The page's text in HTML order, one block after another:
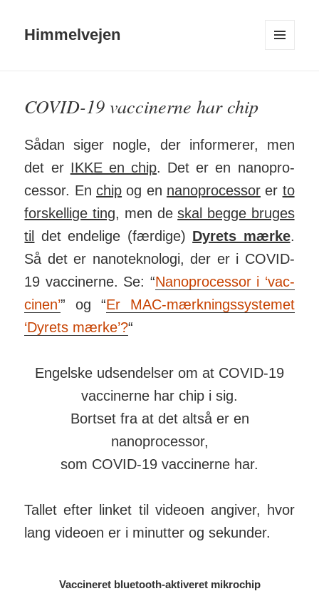
Himmelvejen
COVID-19 vaccinerne har chip
Sådan siger nogle, der in­for­merer, men
det er IKKE en chip. Det er en nano­pro­
cessor. Enchip og en nano­pro­cessorer to
for­skel­lige ting, men deskal begge bruges
til
det ende­lige (færdige) Dyrets mærke.
Så det er nanotek­no­logi, der er i COVID-
19 vacci­nerne. Se: “Nano­pro­cessor i ‘vac­
cinen’” og “Er MAC-mærk­nings­sy­stemet
‘Dyrets mærke’?“
Engelske udsendelser om at COVID-19
vaccinerne har chip i sig.
Bortset fra at det altså er en
nanoprocessor,
som COVID-19 vaccinerne har.
Tallet efter linket til videoen angiver, hvor
lang videoen er i mi­nutter og se­kunder.
Vaccineret bluetooth-aktiveret mikrochip